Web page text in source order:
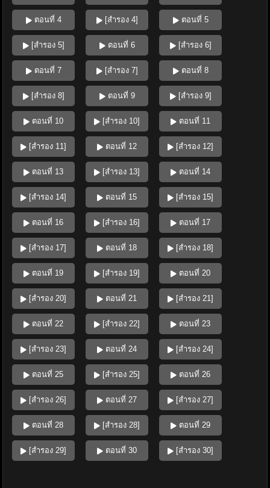
ตอนที่ 4 [สำรอง 4] ตอนที่ 5
[สำรอง 5] ตอนที่ 6 [สำรอง 6]
ตอนที่ 7 [สำรอง 7] ตอนที่ 8
[สำรอง 8] ตอนที่ 9 [สำรอง 9]
ตอนที่ 10 [สำรอง 10] ตอนที่ 11
[สำรอง 11] ตอนที่ 12 [สำรอง 12]
ตอนที่ 13 [สำรอง 13] ตอนที่ 14
[สำรอง 14] ตอนที่ 15 [สำรอง 15]
ตอนที่ 16 [สำรอง 16] ตอนที่ 17
[สำรอง 17] ตอนที่ 18 [สำรอง 18]
ตอนที่ 19 [สำรอง 19] ตอนที่ 20
[สำรอง 20] ตอนที่ 21 [สำรอง 21]
ตอนที่ 22 [สำรอง 22] ตอนที่ 23
[สำรอง 23] ตอนที่ 24 [สำรอง 24]
ตอนที่ 25 [สำรอง 25] ตอนที่ 26
[สำรอง 26] ตอนที่ 27 [สำรอง 27]
ตอนที่ 28 [สำรอง 28] ตอนที่ 29
[สำรอง 29] ตอนที่ 30 [สำรอง 30]